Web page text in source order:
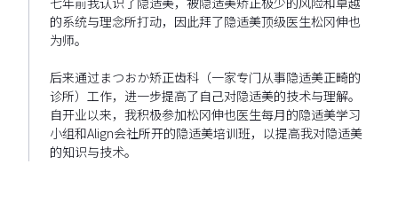
的系统与理念所打动，因此拜了隐适美顶级医生松冈伸也
为师。
后来通过まつおか矫正齿科（一家专门从事隐适美正畸的
诊所）工作，进一步提高了自己对隐适美的技术与理解。
自开业以来，我积极参加松冈伸也医生每月的隐适美学习
小组和Align会社所开的隐适美培训班，以提高我对隐适美
的知识与技术。